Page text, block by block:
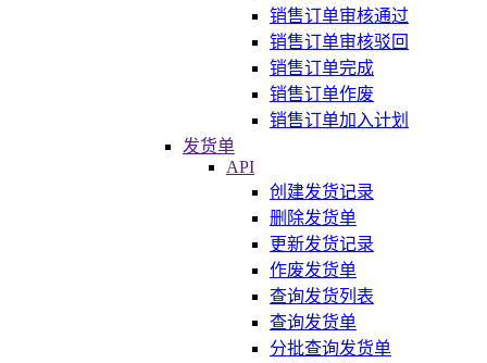
销售订单审核通过
销售订单审核驳回
销售订单完成
销售订单作废
销售订单加入计划
发货单
API
创建发货记录
删除发货单
更新发货记录
作废发货单
查询发货列表
查询发货单
分批查询发货单